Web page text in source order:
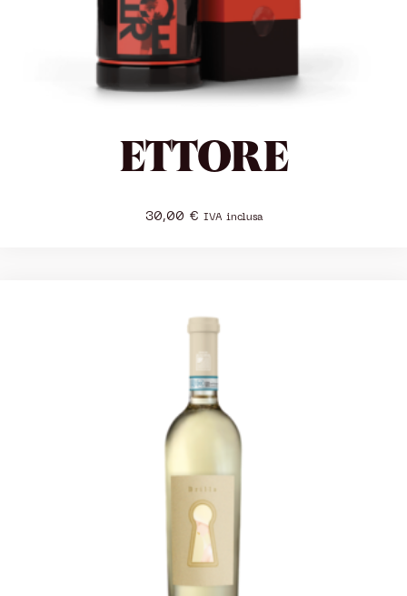
ETTORE
30,00 € IVA inclusa